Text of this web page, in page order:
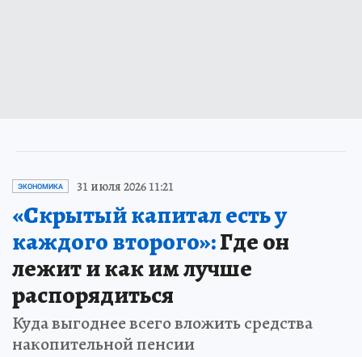
ЭКОНОМИКА 31 июля 2026 11:21
«Скрытый капитал есть у
каждого второго»:Где он
лежит и как им лучше
распорядиться
Куда выгоднее всего вложить средства
накопительной пенсии